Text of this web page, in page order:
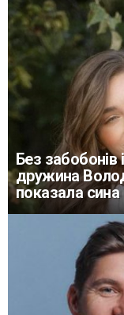
Без забобонів
дружина
показала сина